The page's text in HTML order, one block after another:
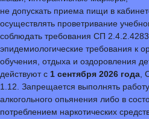
не допускать приема пищи в
осуществлять проветривание
соблюдать требования СП
эпидемиологические требования к
обучения, отдыха и оздоровления
действуют с 1 сентября 2026 года ,
1.12. Запрещается выполнять
алкогольного опьянения либо в
потреблением наркотических